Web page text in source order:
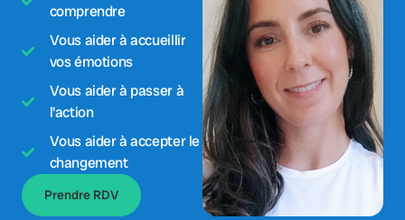
comprendre
Vous aider à accueillir
vos émotions
Vous aider à passer à
l'action
Vous aider à accepter le
changement
Prendre RDV